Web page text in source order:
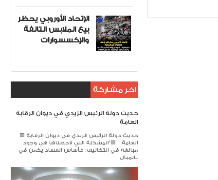
الإتحاد الأوروبي يحظر
بيع الملابس التالفة
والإكسسوارات
اخر مشاركة
حديث دولة الرئيس الزيدي في ديوان الرقابة
العامة
🟥 حديث دولة الرئيس الزيدي في ديوان الرقابة
العامة. 🟥​"المشكلة التي لاحظناها هي وجود
مبالغة في التكاليف؛ فأساس الفساد يكمن في
المبال...